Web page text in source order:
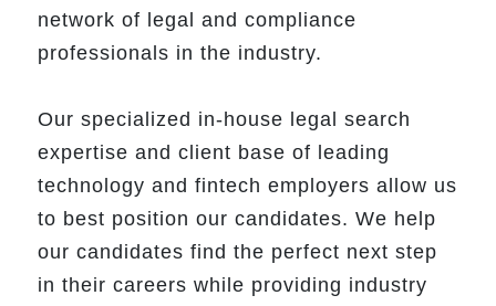
network of legal and compliance
professionals in the industry.
Our specialized in-house legal search
expertise and client base of leading
technology and fintech employers allow us
to best position our candidates. We help
our candidates find the perfect next step
in their careers while providing industry